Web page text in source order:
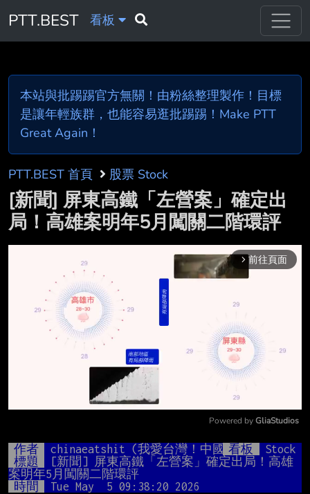
PTT.BEST 看板
本站與批踢踢官方無關！由粉絲整理製作！目標
是讓年輕族群，也能容易逛批踢踢！Make PTT
Great Again！
PTT.BEST 首頁 股票 Stock
[新聞] 屏東高鐵「左營案」確定出
局！高雄案明年5月闖關二階環評
arrow_forward_ios 前往頁面
Mute
Powered by GliaStudios
作者 chinaeatshit (我愛台灣！中國吃屎！！)
看板
Stock
標題
[新聞] 屏東高鐵「左營案」確定出局！高雄
案明年5月闖關二階環評
時間
Tue May  5 09:38:20 2026